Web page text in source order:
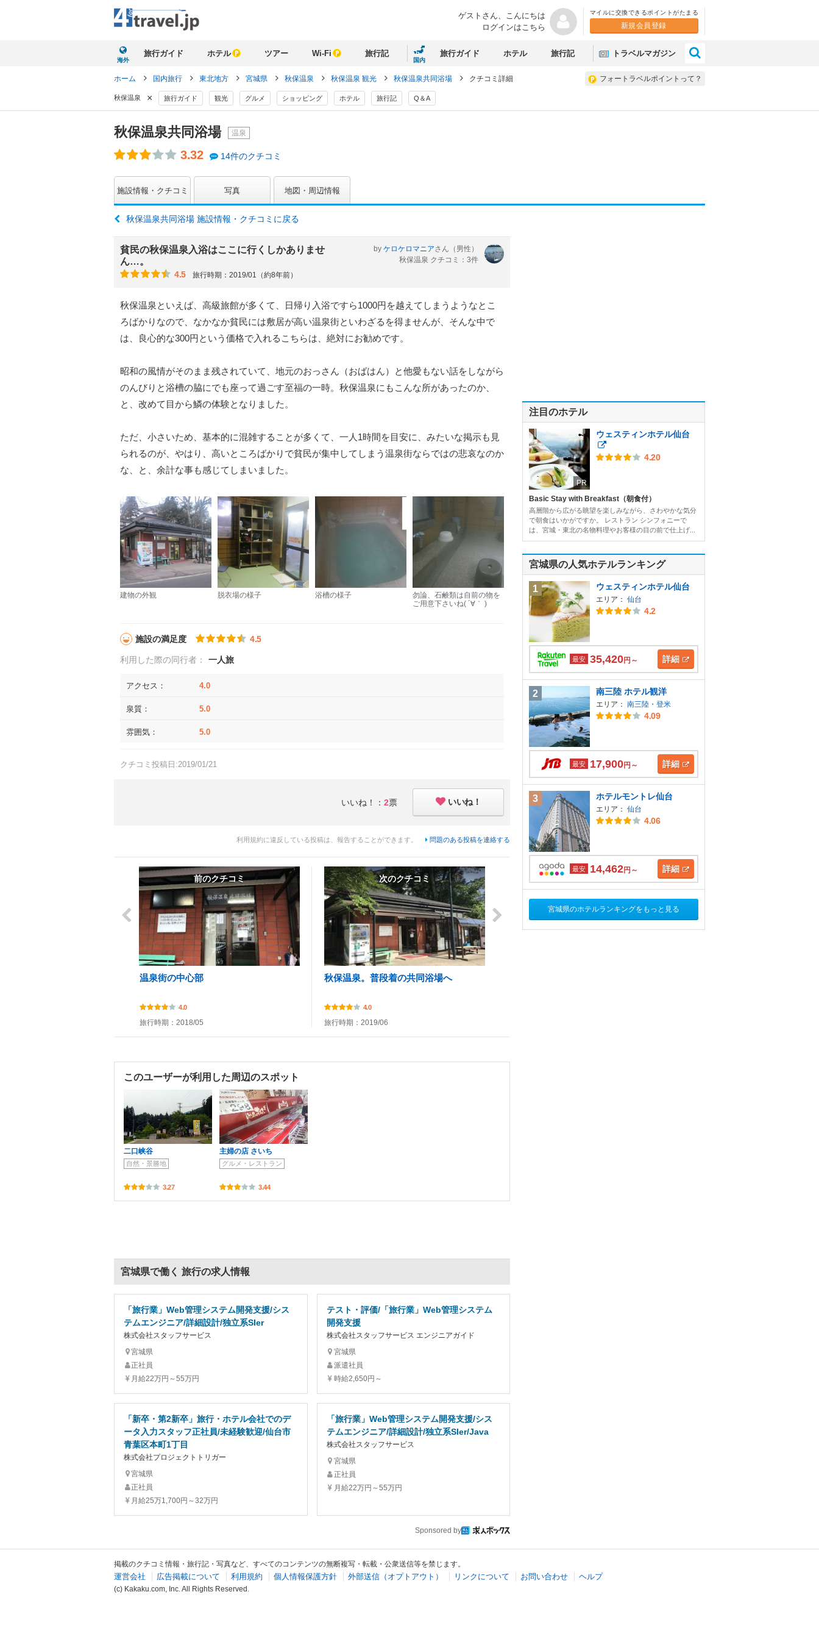
ゲストさん、 こんにちは
ログインはこちら
マイルに交換できるポイントがたまる
新規会員登録
海外
旅行ガイド ホテル ツアー Wi-Fi 旅行記
国内
旅行ガイド ホテル 旅行記 トラベルマガジン
フォートラベルポイントって？
ホーム 国内旅行 東北地方 宮城県 秋保温泉 秋保温泉 観光 秋保温泉共同浴場 クチコミ詳細
秋保温泉 × 旅行ガイド 観光 グルメ ショッピング ホテル 旅行記 Q＆A
秋保温泉共同浴場 温泉
3.32 14件のクチコミ
施設情報・クチコミ 写真 地図・周辺情報
秋保温泉共同浴場 施設情報・クチコミに戻る
貧民の秋保温泉入浴はここに行くしかありませ
ん…。
4.5 旅行時期：2019/01（約8年前）
by ケロケロマニアさん （男性）
秋保温泉 クチコミ：3件
秋保温泉といえば、高級旅館が多くて、日帰り入浴ですら1000円を越えてしまうようなとこ
ろばかりなので、なかなか貧民には敷居が高い温泉街といわざるを得ませんが、そんな中で
は、良心的な300円という価格で入れるこちらは、絶対にお勧めです。
昭和の風情がそのまま残されていて、地元のおっさん（おばはん）と他愛もない話をしながら
のんびりと浴槽の脇にでも座って過ごす至福の一時。秋保温泉にもこんな所があったのか、
と、改めて目から鱗の体験となりました。
ただ、小さいため、基本的に混雑することが多くて、一人1時間を目安に、みたいな掲示も見
られるのが、やはり、高いところばかりで貧民が集中してしまう温泉街ならではの悲哀なのか
な、と、余計な事も感じてしまいました。
建物の外観 脱衣場の様子 浴槽の様子
勿論、石鹸類は自前の物を
ご用意下さいね( ´∀｀ )
施設の満足度 4.5
利用した際の同行者： 一人旅
アクセス： 4.0
泉質： 5.0
雰囲気： 5.0
クチコミ投稿日:2019/01/21
いいね！： 2票 いいね！
利用規約に違反している投稿は、報告することができます。 問題のある投稿を連絡する
前のクチコミ
温泉街の中心部
4.0
旅行時期：2018/05
次のクチコミ
秋保温泉。普段着の共同浴場へ
4.0
旅行時期：2019/06
このユーザーが利用した周辺のスポット
二口峡谷
自然・景勝地
3.27
主婦の店 さいち
グルメ・レストラン
3.44
宮城県で働く 旅行の求人情報
「旅行業」Web管理システム開発支援/シス
テムエンジニア/詳細設計/独立系SIer
株式会社スタッフサービス
宮城県
正社員
月給22万円～55万円
テスト・評価/「旅行業」Web管理システム
開発支援
株式会社スタッフサービス エンジニアガイド
宮城県
派遣社員
時給2,650円～
「新卒・第2新卒」旅行・ホテル会社でのデ
ータ入力スタッフ正社員/未経験歓迎/仙台市
青葉区本町1丁目
株式会社プロジェクトトリガー
宮城県
正社員
月給25万1,700円～32万円
「旅行業」Web管理システム開発支援/シス
テムエンジニア/詳細設計/独立系SIer/Java
株式会社スタッフサービス
宮城県
正社員
月給22万円～55万円
Sponsored by
注目のホテル
PR
ウェスティンホテル仙台
4.20
Basic Stay with Breakfast（朝食付）
高層階から広がる眺望を楽しみながら、さわやかな気分
で朝食はいかがですか。 レストラン シンフォニーで
は、宮城・東北の名物料理やお客様の目の前で仕上げ...
宮城県の人気ホテルランキング
1 ウェスティンホテル仙台
エリア： 仙台
4.2
最安 35,420円～ 詳細
2 南三陸 ホテル観洋
エリア： 南三陸・登米
4.09
最安 17,900円～ 詳細
3 ホテルモントレ仙台
エリア： 仙台
4.06
最安 14,462円～ 詳細
宮城県のホテルランキングをもっと見る
掲載のクチコミ情報・旅行記・写真など、すべてのコンテンツの無断複写・転載・公衆送信等を禁じます。
運営会社 広告掲載について 利用規約 個人情報保護方針 外部送信（オプトアウト） リンクについて お問い合わせ ヘルプ
(c) Kakaku.com, Inc. All Rights Reserved.